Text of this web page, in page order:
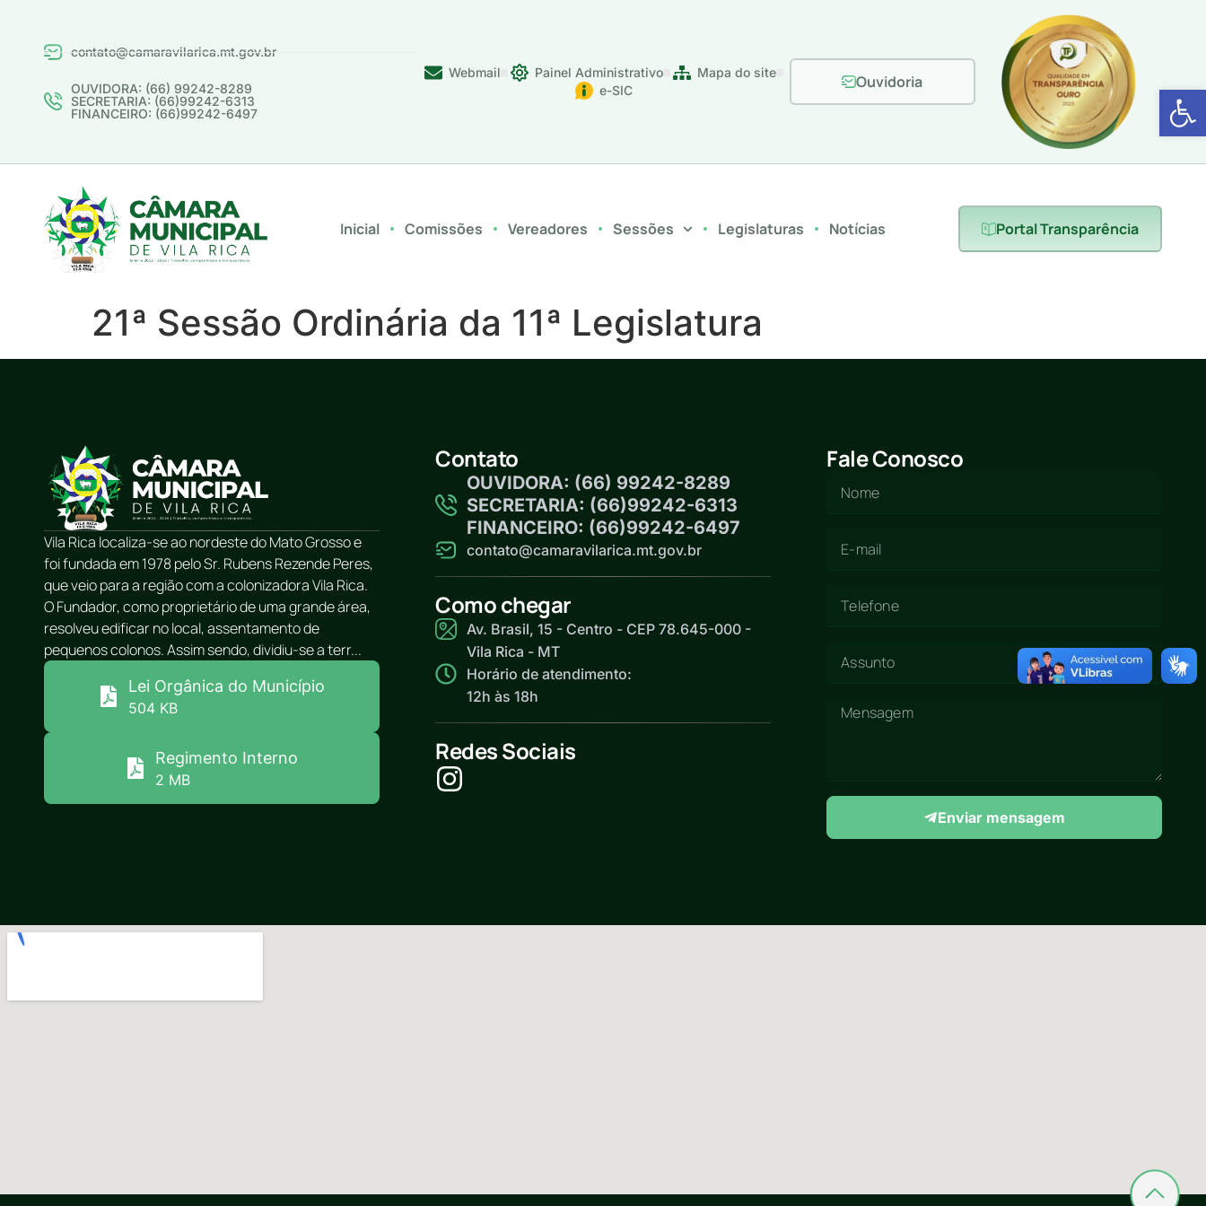
Abrir
contato@camaravilarica.mt.gov.br
OUVIDORA: (66) 99242-8289
SECRETARIA: (66)99242-6313
FINANCEIRO: (66)99242-6497
Webmail Painel Administrativo
Mapa do site
e-SIC
Ouvidoria
Inicial Comissões Vereadores Sessões Legislaturas Notícias Portal Transparência
21ª Sessão Ordinária da 11ª Legislatura
Vila Rica localiza-se ao nordeste do Mato Grosso e
foi fundada em 1978 pelo Sr. Rubens Rezende Peres,
que veio para a região com a colonizadora Vila Rica.
O Fundador, como proprietário de uma grande área,
resolveu edificar no local, assentamento de
pequenos colonos. Assim sendo, dividiu-se a terr...
Lei Orgânica do Município
504 KB
Regimento Interno
2 MB
Contato
OUVIDORA: (66) 99242-8289
SECRETARIA: (66)99242-6313
FINANCEIRO: (66)99242-6497
contato@camaravilarica.mt.gov.br
Como chegar
Av. Brasil, 15 - Centro - CEP 78.645-000 -
Vila Rica - MT
Horário de atendimento:
12h às 18h
Redes Sociais
Fale Conosco
Enviar mensagem